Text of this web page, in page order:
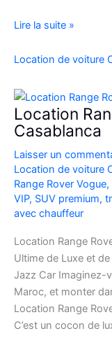
Réservez
SUV
Luxe
à
l’Aéroport
V
Lire la suite »
Location de voiture
Location
Casablanca
Laisser un
Location de voiture
Range Rover Vogue,
VIP, SUV premium,
avec chauffeur
Location Range
Ultime de Luxe et
Jazz Car Imaginez-
Maroc, et monter
Location Range
C’est un cocon de